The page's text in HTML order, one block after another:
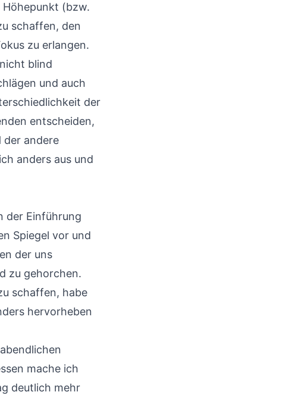
Höhepunkt (bzw.
schaffen, den
zu erlangen.
blind
und auch
der
entscheiden,
der andere
anders aus und
der Einführung
Spiegel vor und
der uns
zu gehorchen.
schaffen, habe
hervorheben
mache ich
deutlich mehr